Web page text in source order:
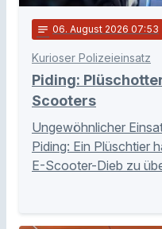
notes 06. August 2026 07:53
Kurioser Polizeieinsatz
Piding:
Scooters
Ungewöhnlicher
Piding: Ein Plüschtier
E-Scooter-Dieb zu